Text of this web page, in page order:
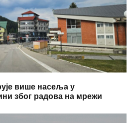
више насеља у
због радова на мрежи